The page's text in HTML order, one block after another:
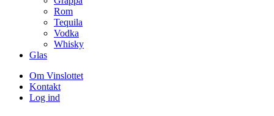
Rom
Tequila
Vodka
Whisky
Glas
Om Vinslottet
Kontakt
Log ind